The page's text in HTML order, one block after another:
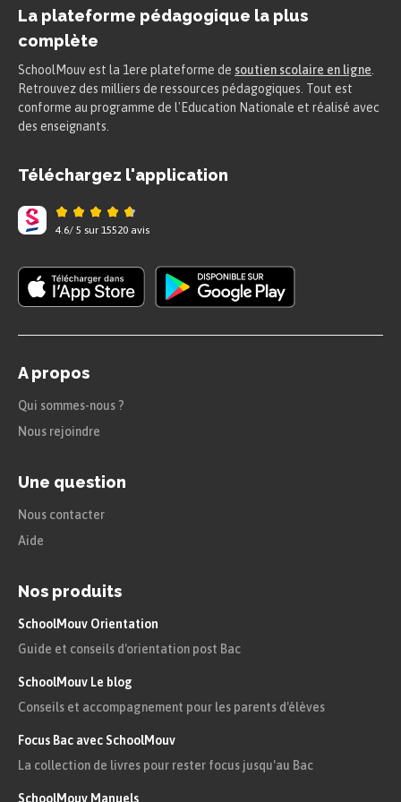
On part du « non » parce que c’est une
évidence :
est d’abord une pièce radiophonique et
vous pouvez vous appuyer sur cet
élément essentiel dans votre
Elle n’est pas destinée au départ à être
un spectacle. Il faut donc chercher le
spectaculaire ailleurs. Dans un plan de
dissertation, vous devez toujours vous
efforcer d’aller du plus simple au plus
Dans le théâtre grec, l’action dramatique repose
sur l’âgon (en grec, « lutte », « affrontement ») et
La pièce de Sarraute n’échappe pas à la règle.
Sarraute, dans
ce différend naît d’une simple phrase,
« suspens »
, un « accent »
qui l’amène à en
égard. À travers cette querelle apparemment
oui ou pour un non » est une expression
lexicalisée qu’on pourrait paraphraser par « pour
La plateforme pédagogique la plus
complète
SchoolMouv est la 1ere plateforme de soutien scolaire en ligne
Retrouvez des milliers de ressources pédagogiques. Tout est
conforme au programme de l'Education Nationale et réalisé avec
des enseignants.
Téléchargez l'application
4.6/ 5 sur 15520 avis
A propos
Qui sommes-nous ?
Nous rejoindre
Une question
Nous contacter
Aide
Nos produits
SchoolMouv Orientation
Guide et conseils d'orientation post Bac
SchoolMouv Le blog
Conseils et accompagnement pour les parents d'élèves
Focus Bac avec SchoolMouv
La collection de livres pour rester focus jusqu'au Bac
SchoolMouv Manuels